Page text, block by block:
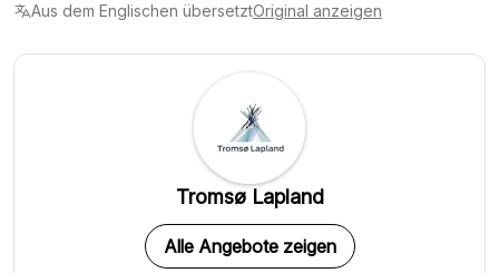
Aus dem Englischen übersetztOriginal anzeigen
Tromsø Lapland
Alle Angebote zeigen